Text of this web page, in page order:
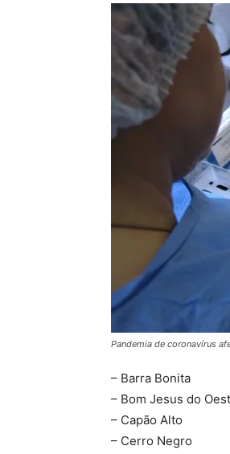
Pandemia de coronavírus
– Barra Bonita
– Bom Jesus do
– Capão Alto
– Cerro Negro